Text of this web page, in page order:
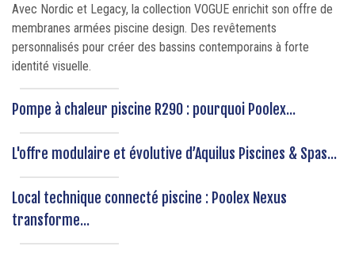
Avec Nordic et Legacy, la collection VOGUE enrichit son offre de
membranes armées piscine design. Des revêtements
personnalisés pour créer des bassins contemporains à forte
identité visuelle.
Pompe à chaleur piscine R290 : pourquoi Poolex...
L'offre modulaire et évolutive d’Aquilus Piscines & Spas...
Local technique connecté piscine : Poolex Nexus
transforme...